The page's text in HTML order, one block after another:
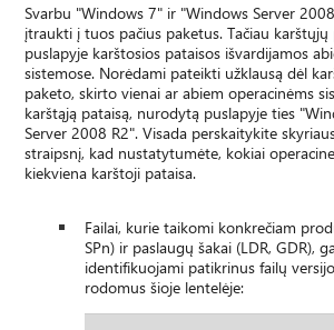
Svarbu "Windows 7" ir "Windows Server
įtraukti į tuos pačius paketus. Tačiau karštųjų
puslapyje karštosios pataisos išvardijamos
sistemose. Norėdami pateikti užklausą dėl
paketo, skirto vienai ar abiem operacinėms
karštąją pataisą, nurodytą puslapyje ties
Server 2008 R2". Visada perskaitykite
straipsnį, kad nustatytumėte, kokiai
kiekviena karštoji pataisa.
Failai, kurie taikomi konkrečiam
SPn) ir paslaugų šakai (LDR, GDR),
identifikuojami patikrinus failų
rodomus šioje lentelėje: